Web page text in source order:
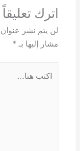
اترك تعليقاً
لن يتم نشر عنوان
مشار إليها بـ *
هنا...